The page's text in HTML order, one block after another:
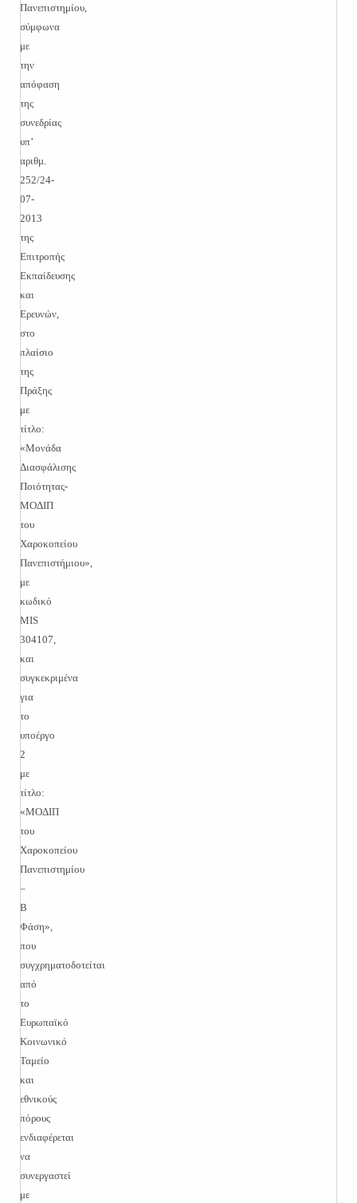
Πανεπιστημίου,
σύμφωνα
με
την
απόφαση
της
συνεδρίας
υπ’
αριθμ.
252/24-
07-
2013
της
Επιτροπής
Εκπαίδευσης
και
Ερευνών,
στο
πλαίσιο
της
Πράξης
με
τίτλο:
«Μονάδα
Διασφάλισης
Ποιότητας-
ΜΟΔΙΠ
του
Χαροκοπείου
Πανεπιστήμιου»,
με
κωδικό
MIS
304107,
και
συγκεκριμένα
για
το
υποέργο
2
με
τίτλο:
«ΜΟΔΙΠ
του
Χαροκοπείου
Πανεπιστημίου
–
Β
Φάση»,
που
συγχρηματοδοτείται
από
το
Ευρωπαϊκό
Κοινωνικό
Ταμείο
και
εθνικούς
πόρους
ενδιαφέρεται
να
συνεργαστεί
με